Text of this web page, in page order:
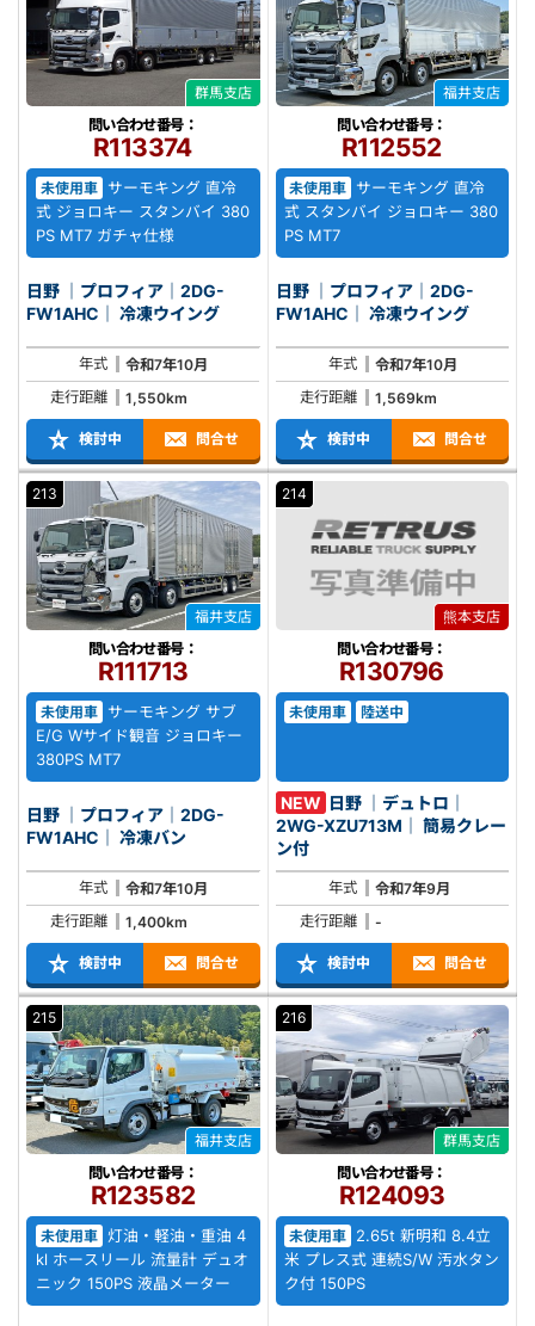
群馬支店
問い合わせ番号：
R113374
未使用車
サーモキング 直冷
式 ジョロキー スタンバイ 380
PS MT7 ガチャ仕様
日野 ｜プロフィア｜2DG-
FW1AHC｜ 冷凍ウイング
年式
令和7年10月
走行距離
1,550km
検討中 問合せ
福井支店
問い合わせ番号：
R112552
未使用車 サーモキング 直冷
式 スタンバイ ジョロキー 380
PS MT7
日野 ｜プロフィア｜2DG-
FW1AHC｜ 冷凍ウイング
年式
令和7年10月
走行距離
1,569km
検討中 問合せ
213
福井支店
問い合わせ番号：
R111713
未使用車
サーモキング サブ
E/G Wサイド観音 ジョロキー
380PS MT7
日野 ｜プロフィア｜2DG-
FW1AHC｜ 冷凍バン
年式
令和7年10月
走行距離
1,400km
検討中 問合せ
214
熊本支店
問い合わせ番号：
R130796
未使用車 陸送中
NEW 日野 ｜デュトロ｜
2WG-XZU713M｜ 簡易クレー
ン付
年式
令和7年9月
走行距離
-
検討中 問合せ
215
福井支店
問い合わせ番号：
R123582
未使用車 灯油・軽油・重油 4
kl ホースリール 流量計 デュオ
ニック 150PS 液晶メーター
216
群馬支店
問い合わせ番号：
R124093
未使用車 2.65t 新明和 8.4立
米 プレス式 連続S/W 汚水タン
ク付 150PS